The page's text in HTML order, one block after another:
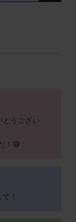
うござい
！😄
！